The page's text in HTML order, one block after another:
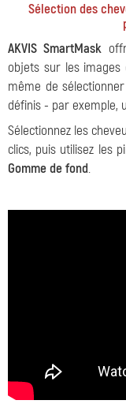
Sélection des
AKVIS SmartMask
objets sur les
même de
définis - par exemple,
Sélectionnez les
clics, puis utilisez les
Gomme de fond.